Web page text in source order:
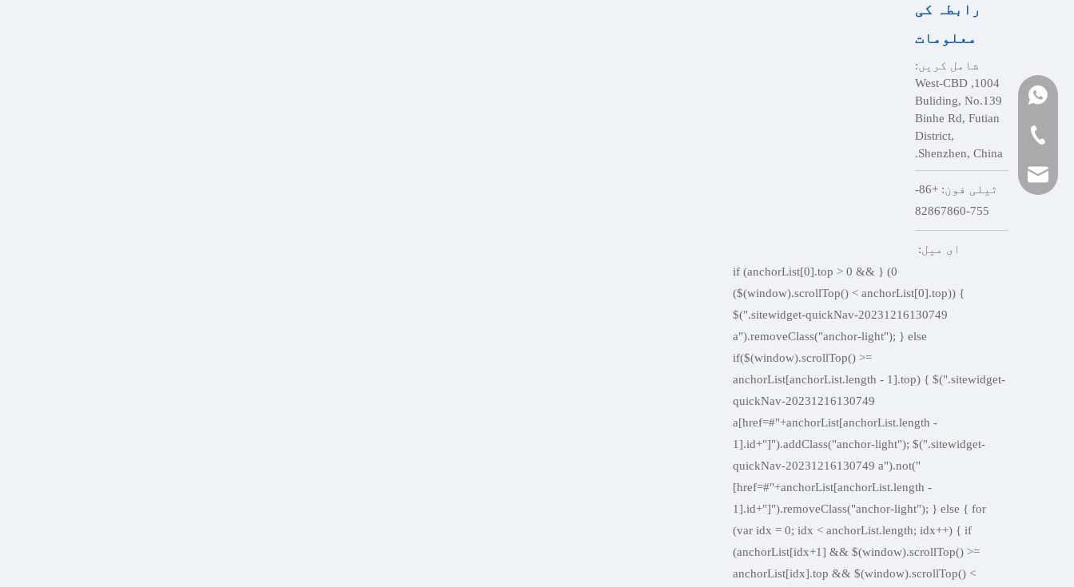
+86-755-82867860
' +' ' +'
' +' ' +'
' +' ' +'
' +' ' +'
!important"); $('.sitewidget-onlineService *').css("direction","initial !important"); }); })(window,jQuery) }catch(e){try{console && console.log && console.log(e);}catch(e){}} })(window, $);
' +' ' +'
رابطہ کی
معلومات
شامل کریں:
1004, West-CBD
Buliding, No.139
Binhe Rd, Futian
District,
Shenzhen, China.
ٹیلی فون: +86-
755-82867860
ای میل:
0) { if (anchorList[0].top > 0 &&
($(window).scrollTop() < anchorList[0].top)) {
$(".sitewidget-quickNav-20231216130749
a").removeClass("anchor-light"); } else
if($(window).scrollTop() >=
anchorList[anchorList.length - 1].top) { $(".sitewidget-
quickNav-20231216130749
a[href=#"+anchorList[anchorList.length -
1].id+"]").addClass("anchor-light"); $(".sitewidget-
quickNav-20231216130749 a").not("
[href=#"+anchorList[anchorList.length -
1].id+"]").removeClass("anchor-light"); } else { for
(var idx = 0; idx < anchorList.length; idx++) { if
(anchorList[idx+1] && $(window).scrollTop() >=
anchorList[idx].top && $(window).scrollTop() <